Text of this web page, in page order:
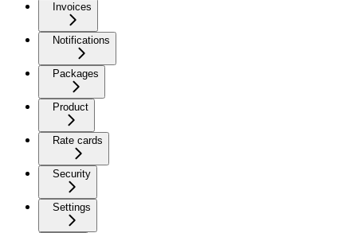
Invoices
Notifications
Packages
Product
Rate cards
Security
Settings